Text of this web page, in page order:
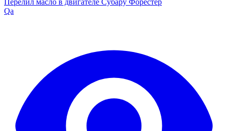
Перелил масло в двигателе Субару Форестер
Qa